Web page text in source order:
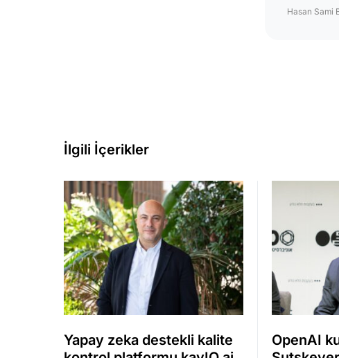
Hasan Sami
İlgili İçerikler
Yapay zeka destekli kalite
OpenAI